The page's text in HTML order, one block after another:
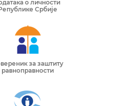
о личности
Србије
за заштиту
равноправности